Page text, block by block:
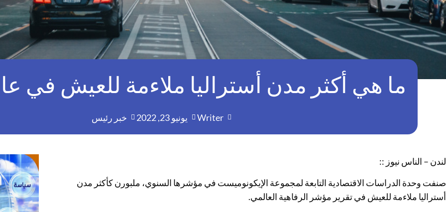
ما هي أكثر مدن أستراليا ملاءمة للعيش في عام
Writer يونيو 23, 2022 خبر رئيس
لندن – الناس نيوز ::
صنفت وحدة الدراسات الاقتصادية التابعة لمجموعة الإيكونوميست في مؤشرها السنوي، ملبورن كأكثر مدن
أستراليا ملاءمة للعيش في تقرير مؤشر الرفاهية العالمي.